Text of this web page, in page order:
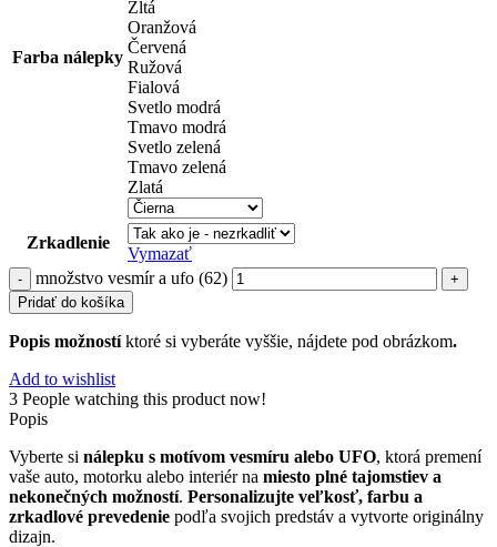
Farba nálepky
Žltá
Oranžová
Červená
Ružová
Fialová
Svetlo modrá
Tmavo modrá
Svetlo zelená
Tmavo zelená
Zlatá
Zrkadlenie
Vymazať
množstvo vesmír a ufo (62)
Pridať do košíka
Popis možnostíktoré si vyberáte vyššie, nájdete pod obrázkom.
Add to wishlist
3 People watching this product now!
Popis
Vyberte si nálepku s motívom vesmíru alebo UFO, ktorá premení
vaše auto, motorku alebo interiér na miesto plné tajomstiev a
nekonečných možností. Personalizujte veľkosť, farbu a
zrkadlové prevedenie podľa svojich predstáv a vytvorte originálny
dizajn.